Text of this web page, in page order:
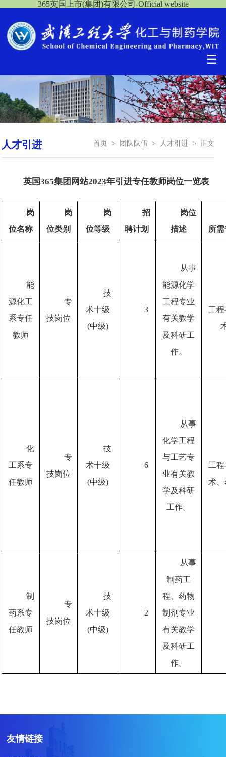
365英国上市(集团)有限公司-Official website
人才引进 首页 > 团队队伍 > 人才引进 > 正文
英国365集团网站2023年引进专任教师岗位一览表
岗
位名称
岗
位类别
岗
位等级
招
聘计划
岗位
描述
所
能
源化工
系专任
教师
专
技岗位
技
术十级
(中级)
3
从事
能源化学
工程专业
有关教学
及科研工
作。
工
化
工系专
任教师
专
技岗位
技
术十级
(中级)
6
从事
化学工程
与工艺专
业有关教
学及科研
工作。
工
术
制
药系专
任教师
专
技岗位
技
术十级
(中级)
2
从事
制药工
程、药物
制剂专业
有关教学
及科研工
作。
友情链接